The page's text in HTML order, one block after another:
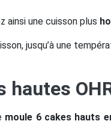
ainsi une cuisson plus
jusqu’à une
hautes
moule 6 cakes hauts